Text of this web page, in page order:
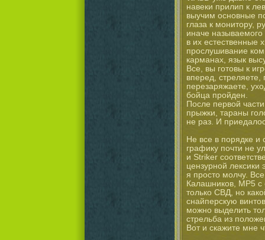
навеки прилип к
выучим основные
глаза к монитору,
иначе
в их
прослушивание
карманах, язык
Все, вы готовы к
вперед, стреляете,
перезаряжаете,
бойца пройден.
После первой
прыжки, тараны
не раз. И
Не все в порядке и
графику почти не
и Striker
цензурной
я просто молчу.
Калашников, МР5 с
только СВД, но
снайперскую
можно выделить
стрельба из
Вот и скажите мне